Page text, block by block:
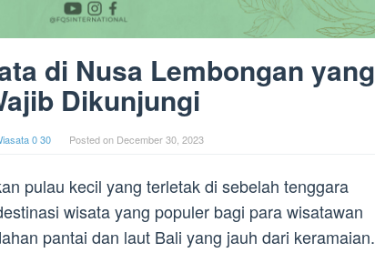
di Nusa Lembongan yang
Dikunjungi
0 30 Posted on December 30, 2023
pulau kecil yang terletak di sebelah tenggara
wisata yang populer bagi para wisatawan
pantai dan laut Bali yang jauh dari keramaian.